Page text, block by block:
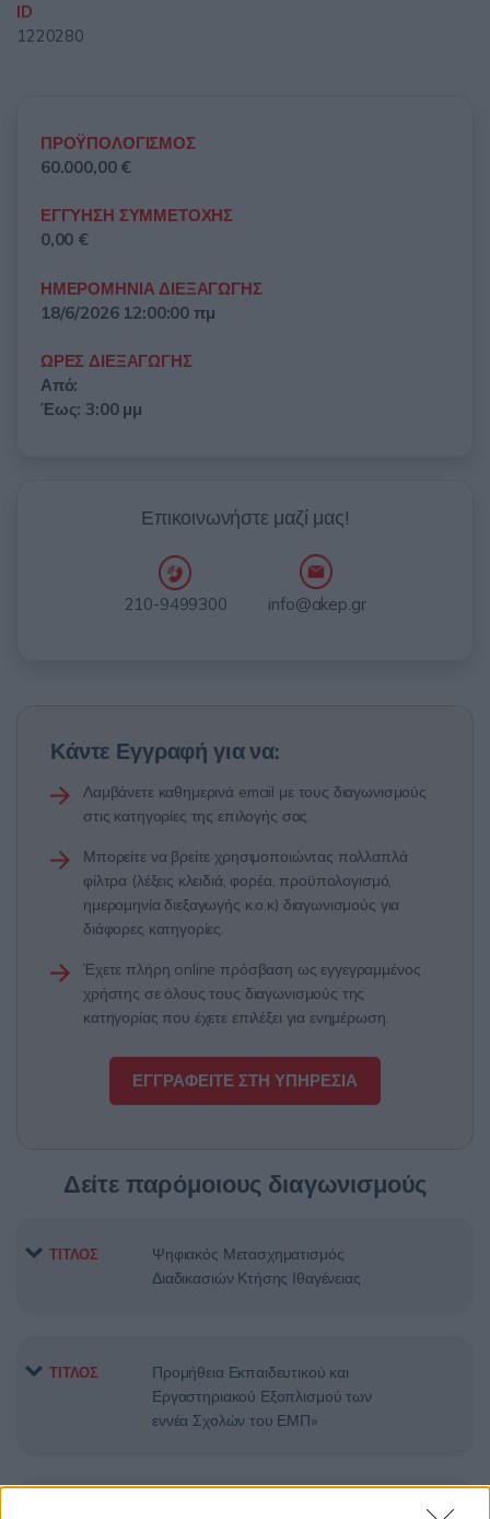
ID
1220280
ΠΡΟΫΠΟΛΟΓΙΣΜΟΣ
60.000,00 €
ΕΓΓΥΗΣΗ ΣΥΜΜΕΤΟΧΗΣ
0,00 €
ΗΜΕΡΟΜΗΝΙΑ ΔΙΕΞΑΓΩΓΗΣ
18/6/2026 12:00:00 πμ
ΩΡΕΣ ΔΙΕΞΑΓΩΓΗΣ
Από:
Έως: 3:00 μμ
Επικοινωνήστε μαζί μας!
210-9499300 info@akep.gr
Κάντε Εγγραφή για να:
Λαμβάνετε καθημερινά email με τους διαγωνισμούς
στις κατηγορίες της επιλογής σας.
Μπορείτε να βρείτε χρησιμοποιώντας πολλαπλά
φίλτρα (λέξεις κλειδιά, φορέα, προϋπολογισμό,
ημερομηνία διεξαγωγής κ.ο.κ) διαγωνισμούς για
διάφορες κατηγορίες.
Έχετε πλήρη online πρόσβαση ως εγγεγραμμένος
χρήστης σε όλους τους διαγωνισμούς της
κατηγορίας που έχετε επιλέξει για ενημέρωση.
ΕΓΓΡΑΦΕΙΤΕ ΣΤΗ ΥΠΗΡΕΣΙΑ
Δείτε παρόμοιους διαγωνισμούς
ΤΙΤΛΟΣ
Ψηφιακός Μετασχηματισμός
Διαδικασιών Κτήσης Ιθαγένειας
ΤΙΤΛΟΣ
Προμήθεια Εκπαιδευτικού και
Εργαστηριακού Εξοπλισμού των
εννέα Σχολών του ΕΜΠ»